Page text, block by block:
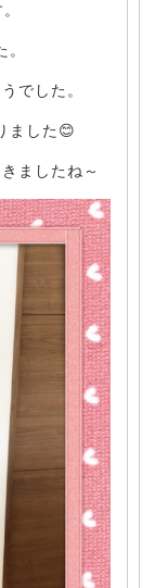
でした。
ました😊
ましたね～